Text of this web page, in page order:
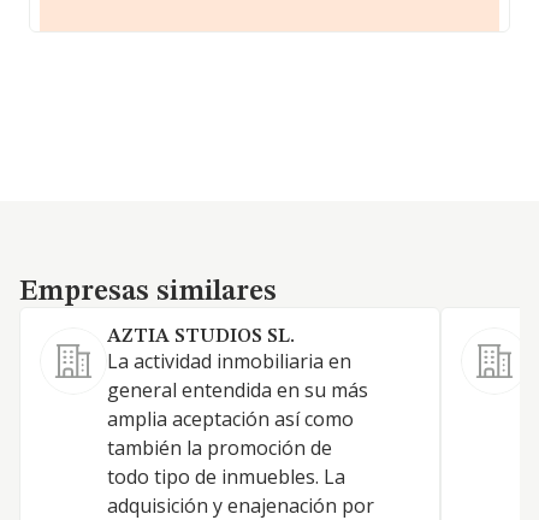
Empresas similares
Empresas similares
AZTIA STUDIOS SL.
La actividad inmobiliaria en
general entendida en su más
amplia aceptación así como
también la promoción de
todo tipo de inmuebles. La
adquisición y enajenación por